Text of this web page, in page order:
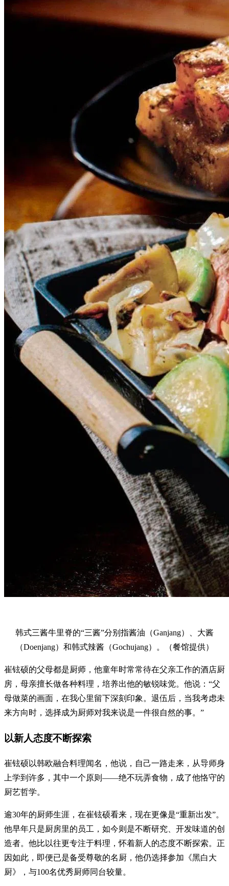
韩式三酱牛里脊的“三酱”分别指酱油（Ganjang）、大酱
（Doenjang）和韩式辣酱（Gochujang）。（餐馆提供）
崔铉硕的父母都是厨师，他童年时常常待在父亲工作的酒店厨
房，母亲擅长做各种料理，培养出他的敏锐味觉。他说：“父
母做菜的画面，在我心里留下深刻印象。退伍后，当我考虑未
来方向时，选择成为厨师对我来说是一件很自然的事。”
以新人态度不断探索
崔铉硕以韩欧融合料理闻名，他说，自己一路走来，从导师身
上学到许多，其中一个原则——绝不玩弄食物，成了他恪守的
厨艺哲学。
逾30年的厨师生涯，在崔铉硕看来，现在更像是“重新出发”。
他早年只是厨房里的员工，如今则是不断研究、开发味道的创
造者。他比以往更专注于料理，怀着新人的态度不断探索。正
因如此，即便已是备受尊敬的名厨，他仍选择参加《黑白大
厨》，与100名优秀厨师同台较量。